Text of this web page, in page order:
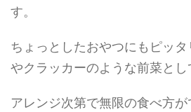
す。
ちょっとしたおやつにもピッ
やクラッカーのような前菜とし
アレンジ次第で無限の食べ方